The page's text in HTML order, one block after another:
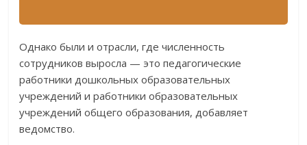
Однако были и отрасли, где численность
сотрудников выросла — это педагогические
работники дошкольных образовательных
учреждений и работники образовательных
учреждений общего образования, добавляет
ведомство.